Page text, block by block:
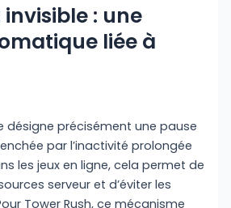
: une
liée à
désigne précisément une pause
par l’inactivité prolongée
les jeux en ligne, cela permet de
serveur et d’éviter les
Tower Rush, ce mécanisme